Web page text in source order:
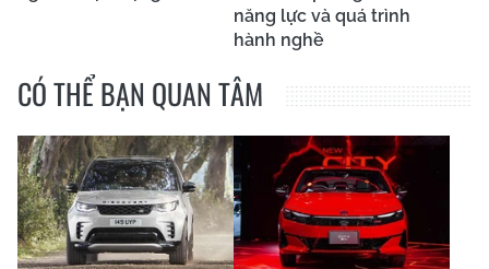
năng lực và quá trình
hành nghề
CÓ THỂ BẠN QUAN TÂM